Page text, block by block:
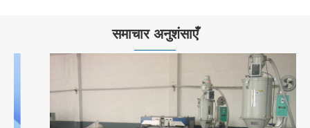
समाचार अनुशंसाएँ